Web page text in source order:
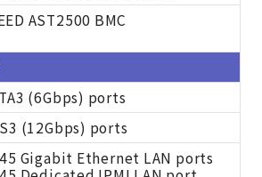
AST2500 BMC
(6Gbps) ports
(12Gbps) ports
Gigabit Ethernet LAN ports